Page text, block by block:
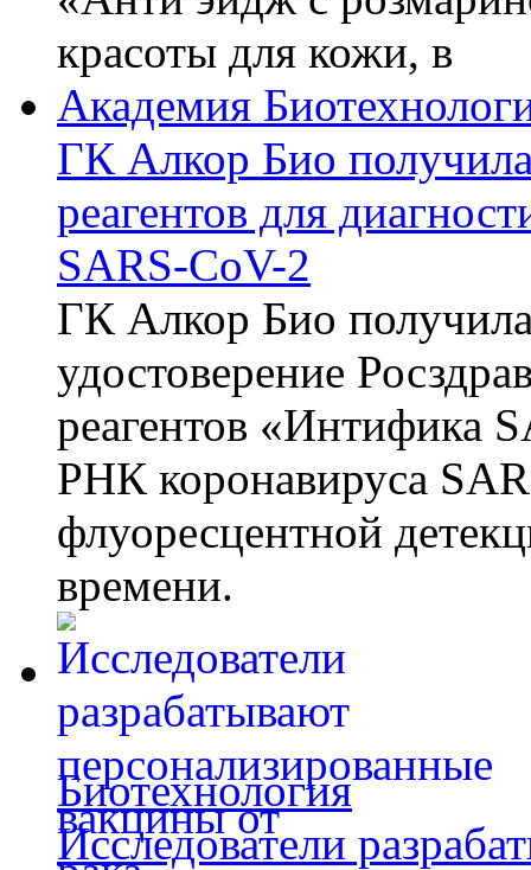
красоты для кожи, в
Академия
ГК Алкор Био
реагентов для
SARS-CoV-2
ГК Алкор Био
удостоверение
реагентов «Интифика
РНК коронавируса
флуоресцентной
времени.
Биотехнология
Исследователи